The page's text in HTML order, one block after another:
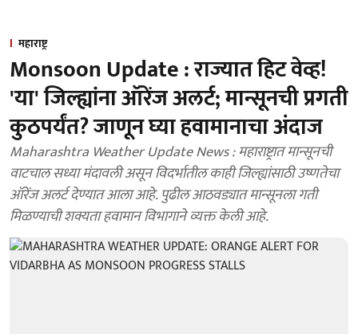
महाराष्ट्र
Monsoon Update : राज्यात हिट वेव्ह!
'या' जिल्ह्यांना ऑरेंज अलर्ट; मान्सूनची प्रगती
कुठपर्यंत? जाणून घ्या हवामानाचा अंदाज
Maharashtra Weather Update News : महाराष्ट्रात मान्सूनची
वाटचाल सध्या मंदावली असून विदर्भातील काही जिल्ह्यांसाठी उष्णतेचा
ऑरेंज अलर्ट देण्यात आला आहे. पुढील आठवड्यात मान्सूनला गती
मिळण्याची शक्यता हवामान विभागाने व्यक्त केली आहे.